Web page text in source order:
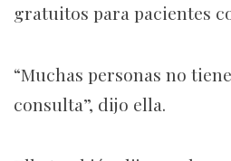
gratuitos para pacientes
“Muchas personas no
consulta”, dijo ella.